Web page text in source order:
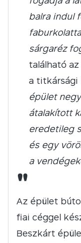
balra indul
sárgaréz
található
a titkársági
épület
átalakított
eredetileg
és egy
a
"
Az épület
fiai céggel
Beszkárt